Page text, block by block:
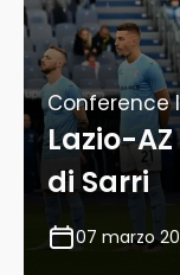
Conference
Lazio-
di Sarri
07 marzo